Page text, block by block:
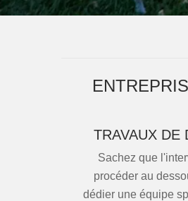
TRAVAUX DE
Sachez que
procéder au
dédier une équipe